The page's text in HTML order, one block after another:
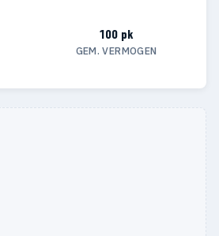
100 pk
GEM. VERMOGEN